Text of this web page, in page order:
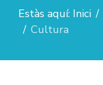
Estàs aquí: Inici
Cultura